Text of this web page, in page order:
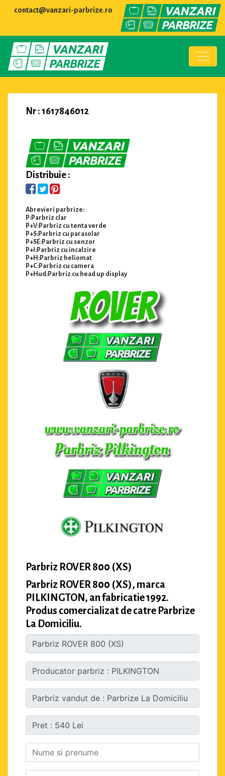
contact@vanzari-parbrize.ro
Nr : 1617846012
Distribuie :
Abrevieri parbrize:
P:Parbriz clar
P+V:Parbriz cu tenta verde
P+S:Parbriz cu parasolar
P+SE:Parbriz cu senzor
P+I:Parbriz cu incalzire
P+H:Parbriz heliomat
P+C:Parbriz cu camera
P+Hud:Parbriz cu head up display
Parbriz ROVER 800 (XS)
Parbriz ROVER 800 (XS), marca
PILKINGTON, an fabricatie 1992.
Produs comercializat de catre Parbrize
La Domiciliu.